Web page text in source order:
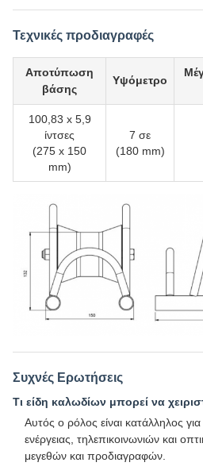
Τεχνικές προδιαγραφές
Αποτύπωση
βάσης
Υψόμετρο
100,83 x 5,9
ίντσες
(275 x 150
mm)
7 σε
(180 mm)
Συχνές Ερωτήσεις
Τι είδη καλωδίων μπορεί να
Αυτός ο ρόλος είναι κατάλληλος
ενέργειας, τηλεπικοινωνιών και
μεγεθών και προδιαγραφών.